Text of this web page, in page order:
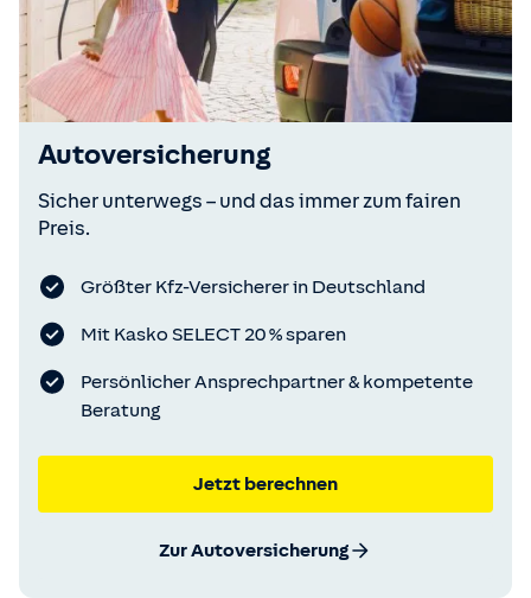
Autoversicherung
Sicher unterwegs – und das immer zum fairen
Preis.
Größter Kfz-Versicherer in Deutschland
Mit Kasko SELECT 20 % sparen
Persönlicher Ansprechpartner & kompetente
Beratung
Jetzt berechnen
Zur Autoversicherung